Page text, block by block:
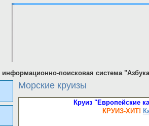
информационно-поисковая система
Морские круизы
Круиз "Европейские
КРУИЗ-ХИТ!